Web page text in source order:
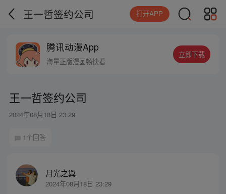
王一哲签约公司 打开APP
腾讯动漫App
海量正版漫画畅快看
立即下载
王一哲签约公司
2024年08月18日 23:29
1个回答
月光之翼
2024年08月18日 23:29